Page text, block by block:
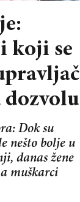
koji se
Dok su
nešto bolje u
danas žene
a muškarci